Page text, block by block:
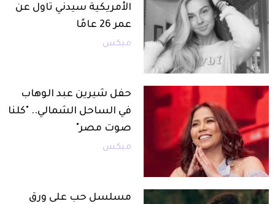
الأمريكية سيدني تاول عن
عمر 26 عامًا
ميكس
حفل شيرين عبد الوهاب
في الساحل الشمالي.. "كلنا
صوت مصر"
ميكس
مسلسل حب على ورق